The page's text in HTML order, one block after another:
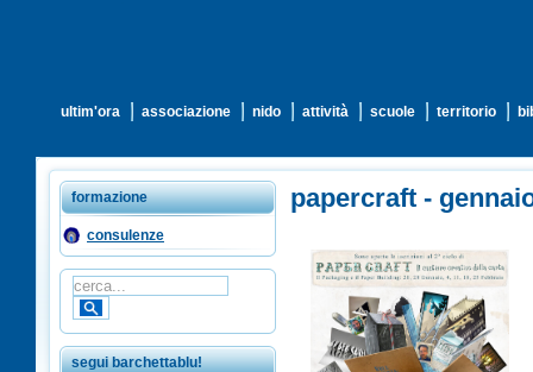
ultim'ora associazione nido attività scuole territorio
formazione
consulenze
segui barchettablu!
papercraft -